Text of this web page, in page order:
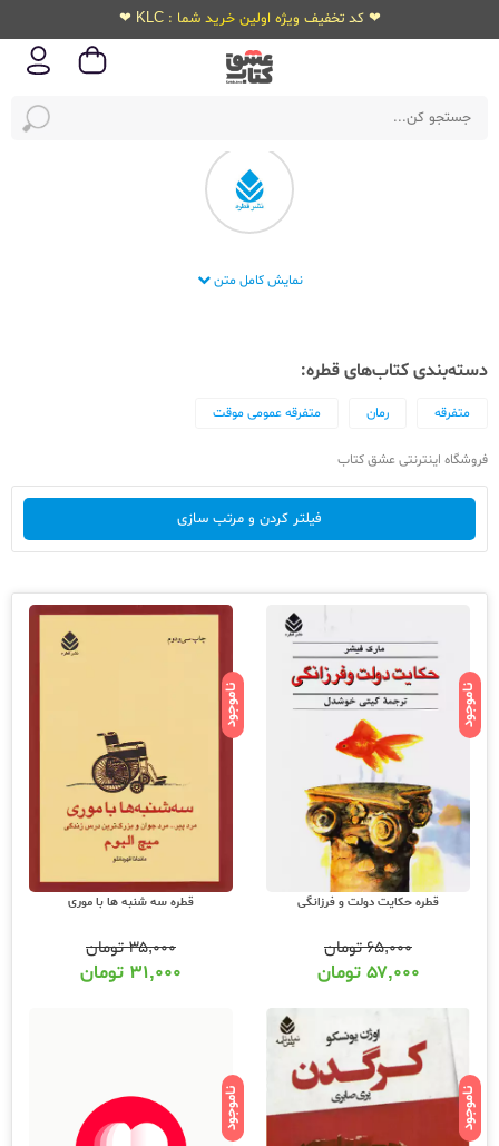
❤ کد تخفیف ویژه اولین خرید شما : KLC ❤
انتشارات قطره
نمایش کامل متن
دسته‌بندی کتاب‌های قطره:
متفرقه رمان متفرقه عمومی موقت
فروشگاه اینترنتی عشق کتاب
فیلتر کردن و مرتب سازی
ناموجود
قطره حکایت دولت و فرزانگی
۶۵,۰۰۰تومان
۵۷,۰۰۰ تومان
ناموجود
قطره سه شنبه ها با موری
۳۵,۰۰۰تومان
۳۱,۰۰۰ تومان
ناموجود ناموجود